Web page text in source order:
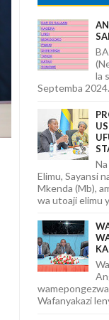
la
Septemba
Elimu, Sayansi
Mkenda (Mb),
wa utoaji elimu
Wafanyakazi